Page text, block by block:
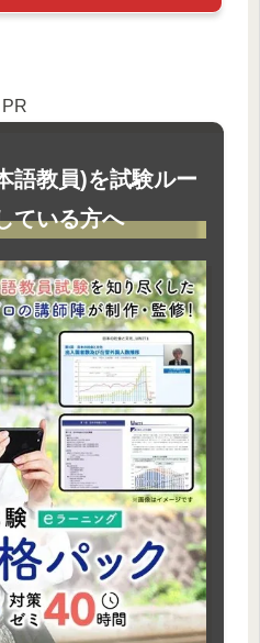
PR
語教員)を試験ルー
ている方へ